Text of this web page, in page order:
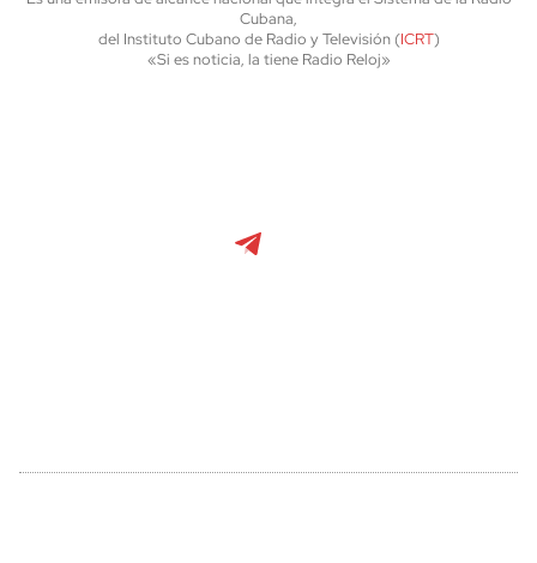
Cubana,
del Instituto Cubano de Radio y Televisión (ICRT)
«Si es noticia, la tiene Radio Reloj»